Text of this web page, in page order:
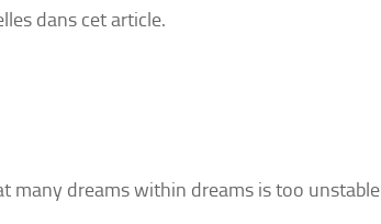
dans cet article.
many dreams within dreams is too unstable